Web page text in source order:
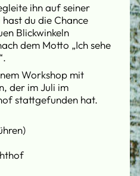
ihn auf seiner
du die Chance
Blickwinkeln
dem Motto „Ich sehe
Workshop mit
der im Juli im
stattgefunden hat.